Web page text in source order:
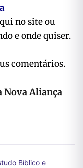
no site ou
e onde quiser.
comentários.
Nova Aliança
Bíblico e